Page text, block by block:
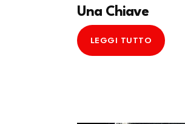
Una Chiave
LEGGI TUTTO